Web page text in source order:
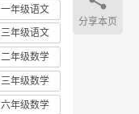
一年级语文
三年级语文
二年级数学
三年级数学
六年级数学
分享本页